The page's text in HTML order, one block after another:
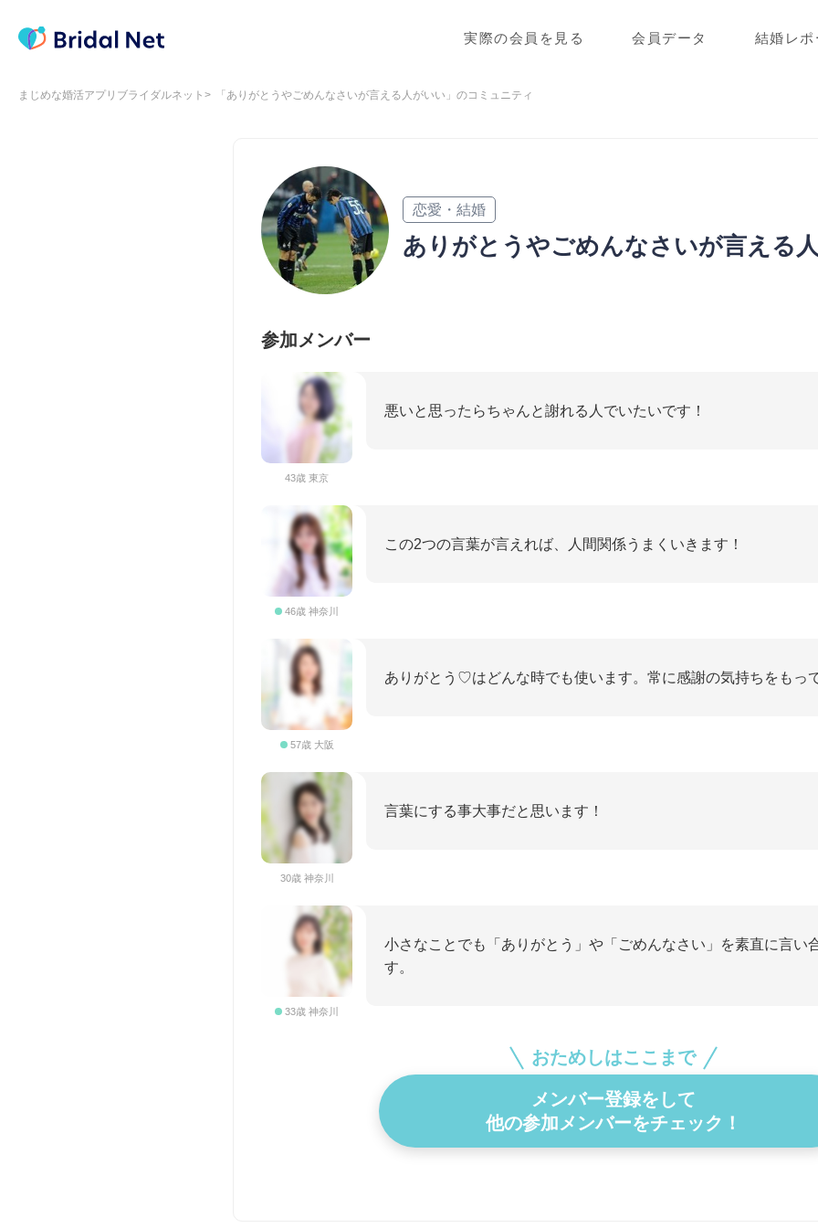
実際の会員を見る 会員データ 結婚レポ
まじめな婚活アプリブライダルネット 「ありがとうやごめんなさいが言える人がいい」のコミュニティ
恋愛・結婚
ありがとうやごめんなさいが言える
参加メンバー
43歳 東京
悪いと思ったらちゃんと謝れる人でいたいです！
46歳 神奈川
この2つの言葉が言えれば、人間関係うまくいきます！
57歳 大阪
ありがとう♡はどんな時でも使います。常に感謝の気持ちをもっ
30歳 神奈川
言葉にする事大事だと思います！
33歳 神奈川
小さなことでも「ありがとう」や「ごめんなさい」を素直に言い
す。
おためしはここまで
メンバー登録をして
他の参加メンバーをチェック！